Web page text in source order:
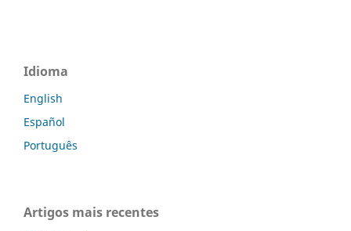
Idioma
English
Español
Português
Artigos mais recentes